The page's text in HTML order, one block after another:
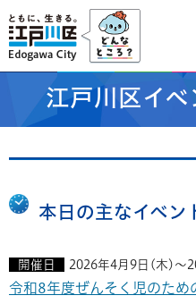
江戸川区
江戸川区イベ
本日の主なイベン
開催日 2026年4月9日(木)～
令和8年度ぜんそく児のため